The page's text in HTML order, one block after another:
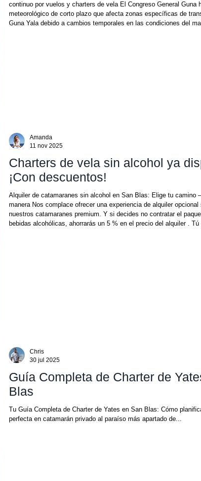
continuo por vuelos y charters de vela El Congreso General Guna ha emitido un aviso
meteorológico de corto plazo que afecta zonas específicas de transporte marítimo en
Guna Yala debido a cambios temporales en las condiciones del mar, incluyendo mareas
Charters de vela sin alcohol ya
¡Con descuentos!
Alquiler de catamaranes sin alcohol en San Blas: Elige tu
manera Nos complace ofrecer una experiencia de alquiler opcional
nuestros catamaranes premium. Y si decides no contratar el paquete de barra libre con
bebidas alcohólicas, ahorrarás un 5 % en el precio del alquiler .
Amanda
11 nov 2025
Guía Completa de Charter de
Blas
Tu Guía Completa de Charter de Yates en San Blas: Cómo
perfecta en catamarán privado al paraíso más apartado de...
Chris
30 jul 2025